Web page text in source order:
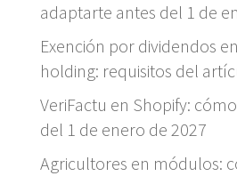
adaptarte antes del 1 de
Exención por dividendos
holding: requisitos del
VeriFactu en Shopify:
del 1 de enero de 2027
Agricultores en módulos: